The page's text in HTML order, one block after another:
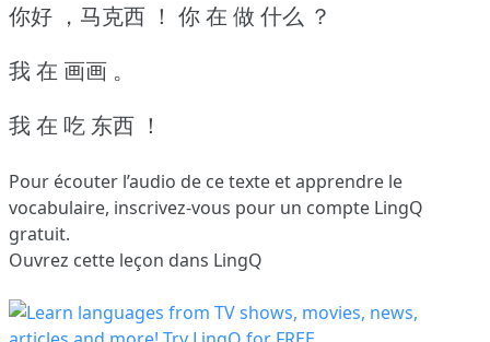
你好 ，马克西 ！ 你 在 做 什么 ？
我 在 画画 。
我 在 吃 东西 ！
Pour écouter l’audio de ce texte et apprendre le
vocabulaire, inscrivez-vous pour un compte LingQ
gratuit.
Ouvrez cette leçon dans LingQ